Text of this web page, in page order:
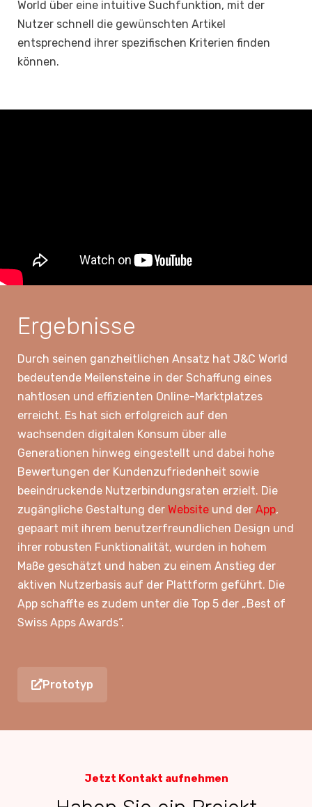
World über eine intuitive Suchfunktion, mit der
Nutzer schnell die gewünschten Artikel
entsprechend ihrer spezifischen Kriterien finden
können.
Ergebnisse
Durch seinen ganzheitlichen Ansatz hat J&C World
bedeutende Meilensteine in der Schaffung eines
nahtlosen und effizienten Online-Marktplatzes
erreicht. Es hat sich erfolgreich auf den
wachsenden digitalen Konsum über alle
Generationen hinweg eingestellt und dabei hohe
Bewertungen der Kundenzufriedenheit sowie
beeindruckende Nutzerbindungsraten erzielt. Die
zugängliche Gestaltung der Website und der App,
gepaart mit ihrem benutzerfreundlichen Design und
ihrer robusten Funktionalität, wurden in hohem
Maße geschätzt und haben zu einem Anstieg der
aktiven Nutzerbasis auf der Plattform geführt. Die
App schaffte es zudem unter die Top 5 der „Best of
Swiss Apps Awards“.
Prototyp
Jetzt Kontakt aufnehmen